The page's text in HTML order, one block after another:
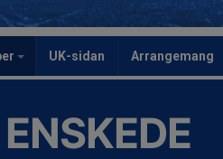
UK-sidan Arrangemang